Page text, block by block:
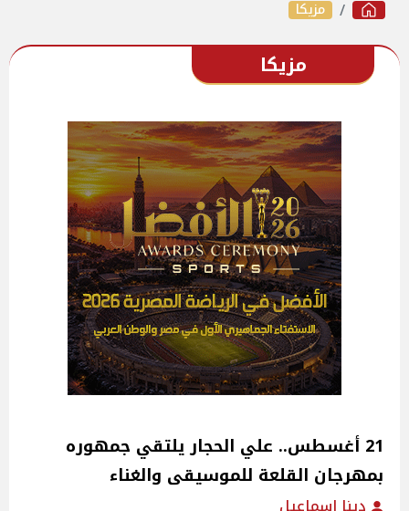
مزيكا
مزيكا
21 أغسطس.. علي الحجار يلتقي جمهوره
بمهرجان القلعة للموسيقى والغناء‎